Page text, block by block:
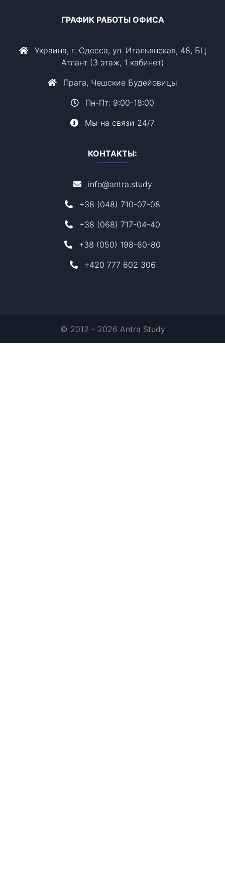
ГРАФИК РАБОТЫ ОФИСА
Украина, г. Одесса, ул. Итальянская, 48, БЦ
Атлант (3 этаж, 1 кабинет)
Прага, Чешские Будейовицы
Пн-Пт: 9:00-18:00
Мы на связи 24/7
КОНТАКТЫ:
info@antra.study
+38 (048) 710-07-08
+38 (068) 717-04-40
+38 (050) 198-60-80
+420 777 602 306
© 2012 - 2026 Antra Study